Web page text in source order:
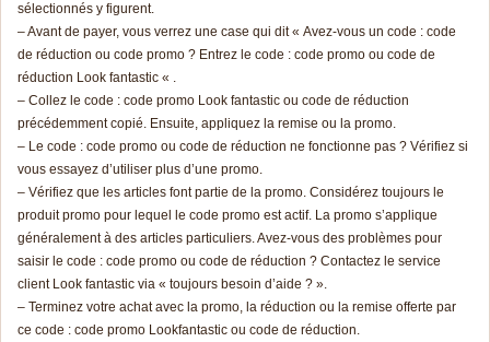
sélectionnés y figurent.
– Avant de payer, vous verrez une case qui dit « Avez-vous un code : code
de réduction ou code promo ? Entrez le code : code promo ou code de
réduction Look fantastic « .
– Collez le code : code promo Look fantastic ou code de réduction
précédemment copié. Ensuite, appliquez la remise ou la promo.
– Le code : code promo ou code de réduction ne fonctionne pas ? Vérifiez si
vous essayez d’utiliser plus d’une promo.
– Vérifiez que les articles font partie de la promo. Considérez toujours le
produit promo pour lequel le code promo est actif. La promo s’applique
généralement à des articles particuliers. Avez-vous des problèmes pour
saisir le code : code promo ou code de réduction ? Contactez le service
client Look fantastic via « toujours besoin d’aide ? ».
– Terminez votre achat avec la promo, la réduction ou la remise offerte par
ce code : code promo Lookfantastic ou code de réduction.